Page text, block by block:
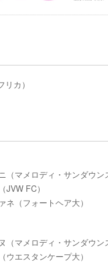
カ）
マメロディ・サンダウン
FC）
（フォートヘア大）
マメロディ・サンダウン
エスタンケープ大）